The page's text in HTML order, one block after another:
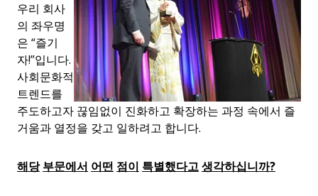
우리 회사
의 좌우명
은 “즐기
자!”입니다.
사회문화적
트렌드를
주도하고자 끊임없이 진화하고 확장하는 과정 속에서 즐
거움과 열정을 갖고 일하려고 합니다.
해당 부문에서 어떤 점이 특별했다고생각하십니까?